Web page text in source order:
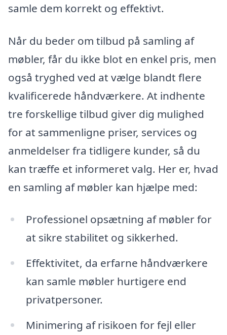
samle dem korrekt og effektivt.
Når du beder om tilbud på samling af
møbler, får du ikke blot en enkel pris, men
også tryghed ved at vælge blandt flere
kvalificerede håndværkere. At indhente
tre forskellige tilbud giver dig mulighed
for at sammenligne priser, services og
anmeldelser fra tidligere kunder, så du
kan træffe et informeret valg. Her er, hvad
en samling af møbler kan hjælpe med:
Professionel opsætning af møbler for
at sikre stabilitet og sikkerhed.
Effektivitet, da erfarne håndværkere
kan samle møbler hurtigere end
privatpersoner.
Minimering af risikoen for fejl eller